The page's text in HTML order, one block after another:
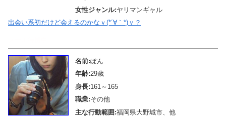
女性ジャンル:ヤリマンギャル
出会い系初だけど会えるのかなｖ(*´∀｀*)ｖ？
名前:ぽん
年齢:29歳
身長:161～165
職業:その他
主な行動範囲:福岡県大野城市、他